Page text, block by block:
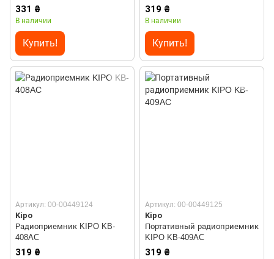
331 ₴
В наличии
Купить!
319 ₴
В наличии
Купить!
Артикул: 00-00449124
Kipo
Радиоприемник KIPO KB-
408AC
319 ₴
Артикул: 00-00449125
Kipo
Портативный радиоприемник
KIPO KB-409AC
319 ₴